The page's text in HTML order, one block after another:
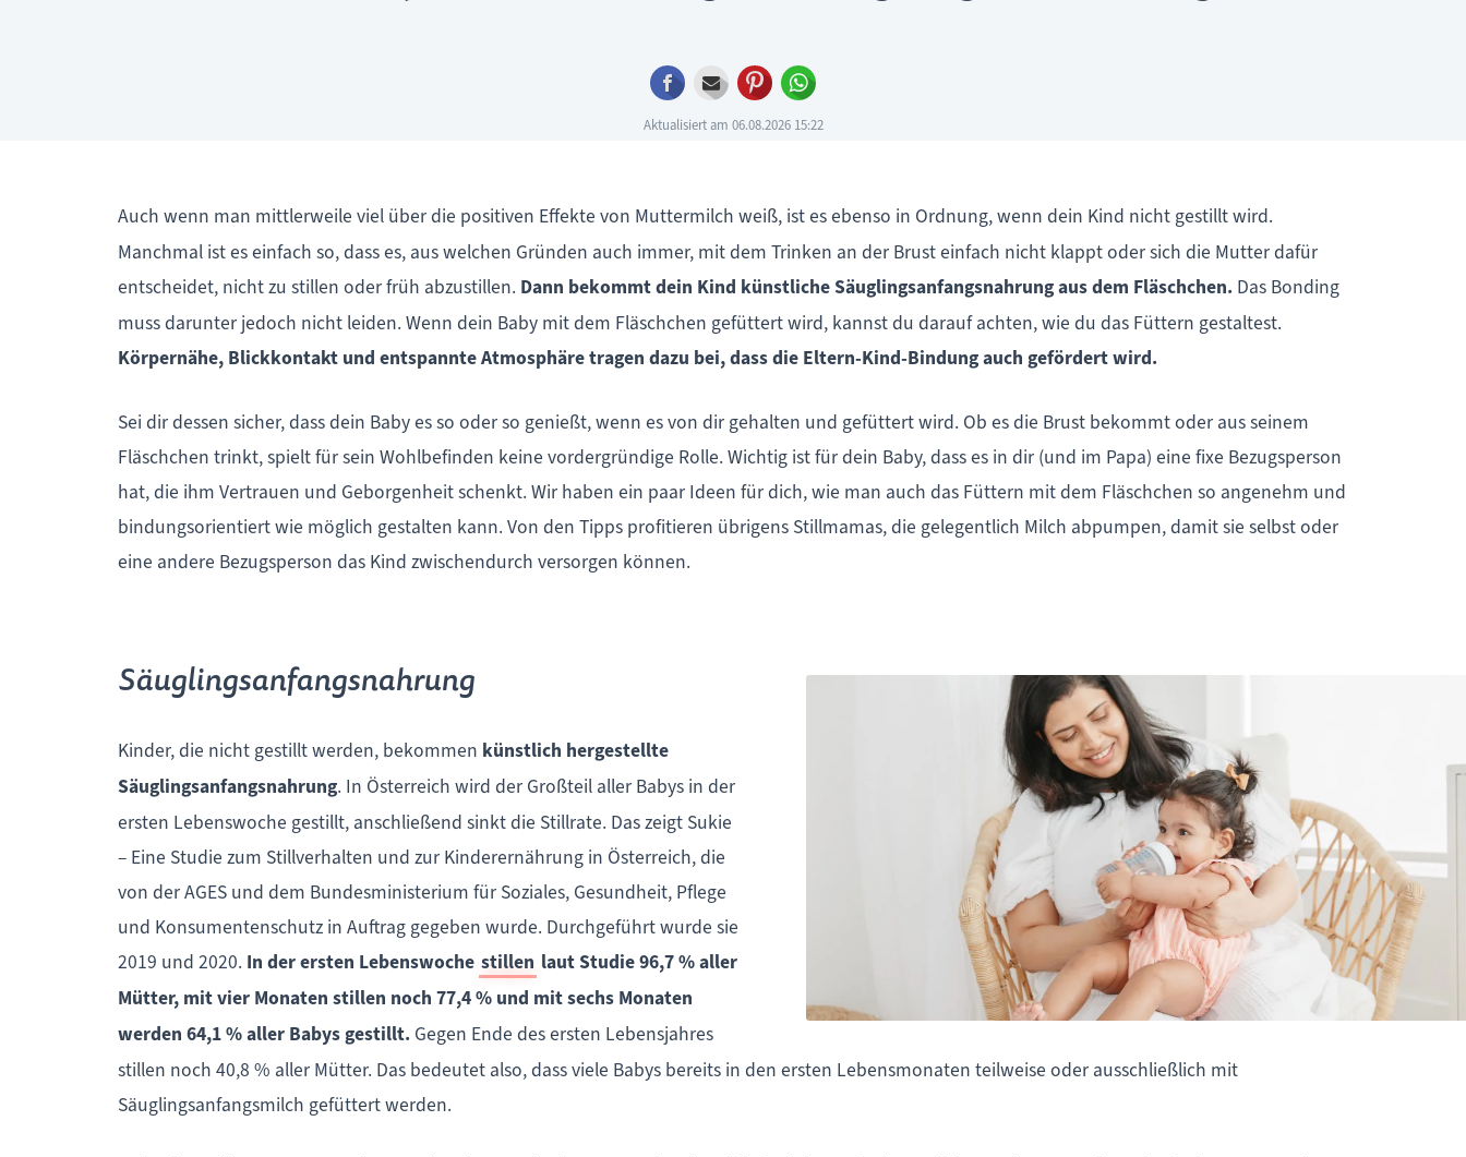
Facebook
E-mail Pinterest
Aktualisiert am 06.08.2026 15:22
Auch wenn man mittlerweile viel über die positiven Effekte von Muttermilch weiß, ist es ebenso in Ordnung, wenn dein Kind nicht gestillt wird.
Manchmal ist es einfach so, dass es, aus welchen Gründen auch immer, mit dem Trinken an der Brust einfach nicht klappt oder sich die Mutter dafür
entscheidet, nicht zu stillen oder früh abzustillen. Dann bekommt dein Kind künstliche Säuglingsanfangsnahrung aus dem Fläschchen. Das Bonding
muss darunter jedoch nicht leiden. Wenn dein Baby mit dem Fläschchen gefüttert wird, kannst du darauf achten, wie du das Füttern gestaltest.
Körpernähe, Blickkontakt und entspannte Atmosphäre tragen dazu bei, dass die Eltern-Kind-Bindung auch gefördert wird.
Sei dir dessen sicher, dass dein Baby es so oder so genießt, wenn es von dir gehalten und gefüttert wird. Ob es die Brust bekommt oder aus seinem
Fläschchen trinkt, spielt für sein Wohlbefinden keine vordergründige Rolle. Wichtig ist für dein Baby, dass es in dir (und im Papa) eine fixe Bezugsperson
hat, die ihm Vertrauen und Geborgenheit schenkt. Wir haben ein paar Ideen für dich, wie man auch das Füttern mit dem Fläschchen so angenehm und
bindungsorientiert wie möglich gestalten kann. Von den Tipps profitieren übrigens Stillmamas, die gelegentlich Milch abpumpen, damit sie selbst oder
eine andere Bezugsperson das Kind zwischendurch versorgen können.
Säuglingsanfangsnahrung
Kinder, die nicht gestillt werden, bekommen künstlich hergestellte
Säuglingsanfangsnahrung. In Österreich wird der Großteil aller Babys in der
ersten Lebenswoche gestillt, anschließend sinkt die Stillrate. Das zeigt Sukie
– Eine Studie zum Stillverhalten und zur Kinderernährung in Österreich, die
von der AGES und dem Bundesministerium für Soziales, Gesundheit, Pflege
und Konsumentenschutz in Auftrag gegeben wurde. Durchgeführt wurde sie
2019 und 2020. In der ersten Lebenswoche stillen laut Studie 96,7 % aller
Mütter, mit vier Monaten stillen noch 77,4 % und mit sechs Monaten
werden 64,1 % aller Babys gestillt. Gegen Ende des ersten Lebensjahres
stillen noch 40,8 % aller Mütter. Das bedeutet also, dass viele Babys bereits in den ersten Lebensmonaten teilweise oder ausschließlich mit
Säuglingsanfangsmilch gefüttert werden.